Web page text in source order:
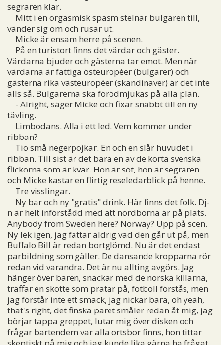
segraren klar.
Mitt i en orgasmisk spasm stelnar bulgaren till,
vänder sig om och rusar ut.
Micke är ensam herre på scenen.
På en turistort finns det värdar och gäster.
Värdarna bjuder och gästerna tar emot. Men när
värdarna är fattiga östeuropéer (bulgarer) och
gästerna rika västeuropéer (skandinaver) är det inte
alls så. Bulgarerna ska förödmjukas på alla plan.
- Alright, säger Micke och fixar snabbt till en ny
tävling.
Limbodans. Alla i ett led. Vem kommer under
ribban?
Tio små negerpojkar. En och en slår huvudet i
ribban. Till sist är det bara en av de korta svenska
flickorna som är kvar. Hon är söt, hon är segraren
och Micke kastar en flirtig reseledarblick på henne.
Tre visslingar.
Ny bar och ny "gratis" drink. Här finns det folk. Dj-
n är helt införstådd med att nordborna är på plats.
Anybody from Sweden here? Norway? Upp på scen.
Ny lek igen, jag fattar aldrig vad den går ut på, men
Buffalo Bill är redan bortglömd. Nu är det endast
parbildning som gäller. De dansande kropparna rör
redan vid varandra. Det är nu allting avgörs. Jag
hänger över baren, snackar med de norska killarna,
träffar en skotte som pratar på, fotboll förstås, men
jag förstår inte ett smack, jag nickar bara, oh yeah,
that's right, det finska paret småler redan åt mig, jag
börjar tappa greppet, lutar mig över disken och
frågar bartendern var alla ortsbor finns, hon tittar